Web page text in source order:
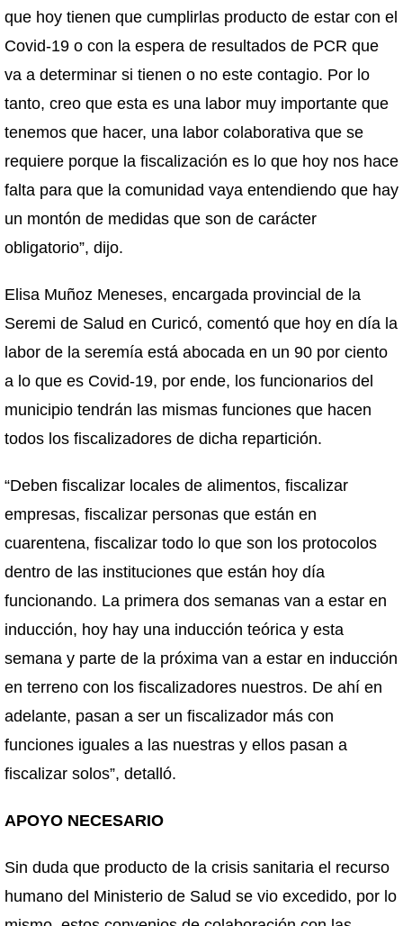
que hoy tienen que cumplirlas producto de estar con el
Covid-19 o con la espera de resultados de PCR que
va a determinar si tienen o no este contagio. Por lo
tanto, creo que esta es una labor muy importante que
tenemos que hacer, una labor colaborativa que se
requiere porque la fiscalización es lo que hoy nos hace
falta para que la comunidad vaya entendiendo que hay
un montón de medidas que son de carácter
obligatorio”, dijo.
Elisa Muñoz Meneses, encargada provincial de la
Seremi de Salud en Curicó, comentó que hoy en día la
labor de la seremía está abocada en un 90 por ciento
a lo que es Covid-19, por ende, los funcionarios del
municipio tendrán las mismas funciones que hacen
todos los fiscalizadores de dicha repartición.
“Deben fiscalizar locales de alimentos, fiscalizar
empresas, fiscalizar personas que están en
cuarentena, fiscalizar todo lo que son los protocolos
dentro de las instituciones que están hoy día
funcionando. La primera dos semanas van a estar en
inducción, hoy hay una inducción teórica y esta
semana y parte de la próxima van a estar en inducción
en terreno con los fiscalizadores nuestros. De ahí en
adelante, pasan a ser un fiscalizador más con
funciones iguales a las nuestras y ellos pasan a
fiscalizar solos”, detalló.
APOYO NECESARIO
Sin duda que producto de la crisis sanitaria el recurso
humano del Ministerio de Salud se vio excedido, por lo